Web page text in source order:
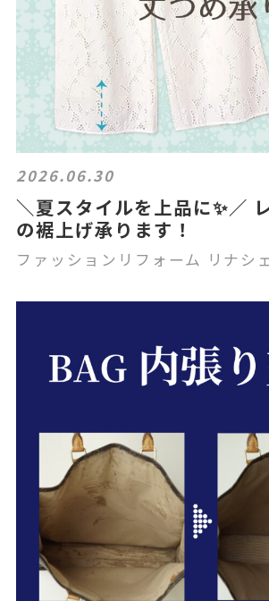
2026.06.30
＼夏スタイルを上品に✨／
の裾上げ承ります！
ファッションリフォーム リナシ